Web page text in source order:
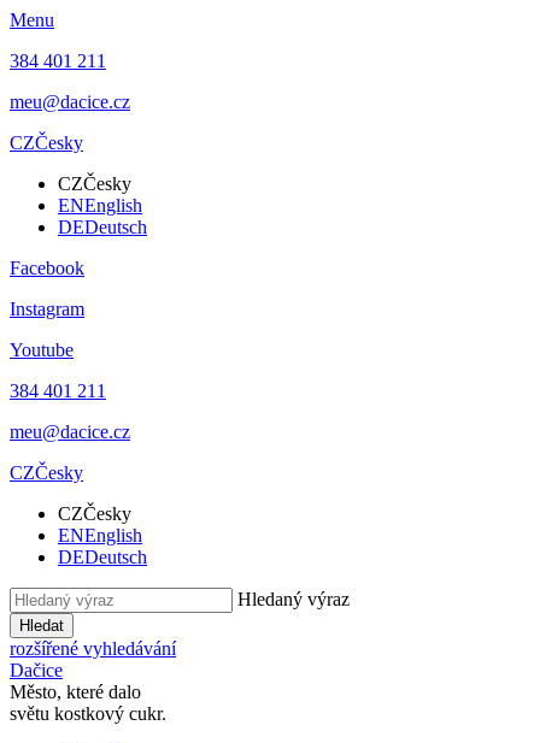
Menu
384 401 211
meu@dacice.cz
CZČesky
CZČesky
ENEnglish
DEDeutsch
Facebook
Instagram
Youtube
384 401 211
meu@dacice.cz
CZČesky
CZČesky
ENEnglish
DEDeutsch
Hledaný výraz
Hledat
rozšířené vyhledávání
Dačice
Město, které dalo
světu kostkový cukr.